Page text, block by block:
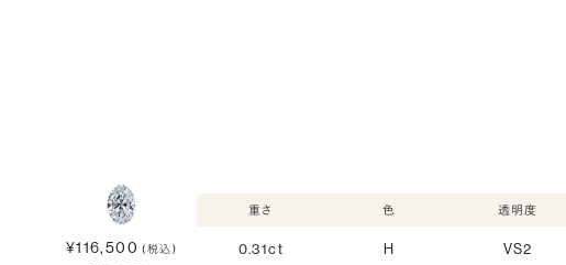
¥116,500 (税込)
重さ
0.31ct
色
H
透明度
VS2